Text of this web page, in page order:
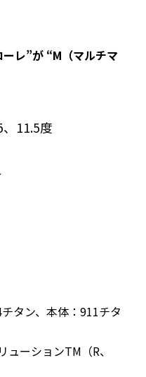
レ”が “M（マルチマ
11.5度
タン、本体：911チタ
ーションTM（R、